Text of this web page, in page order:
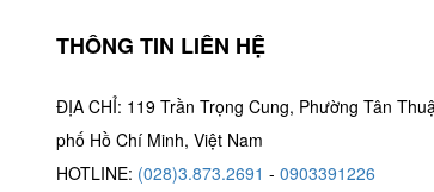
THÔNG TIN LIÊN HỆ
ĐỊA CHỈ: 119 Trần Trọng Cung, Phường Tân
phố Hồ Chí Minh, Việt Nam
HOTLINE: (028)3.873.2691 - 0903391226